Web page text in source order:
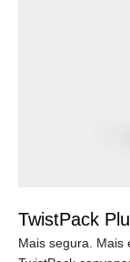
TwistPack
Mais segura. Mais